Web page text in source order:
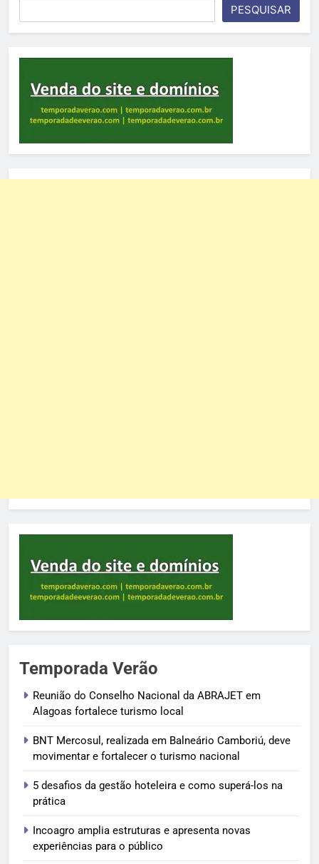
PESQUISAR
Temporada Verão
Reunião do Conselho Nacional da ABRAJET em
Alagoas fortalece turismo local
BNT Mercosul, realizada em Balneário Camboriú, deve
movimentar e fortalecer o turismo nacional
5 desafios da gestão hoteleira e como superá-los na
prática
Incoagro amplia estruturas e apresenta novas
experiências para o público